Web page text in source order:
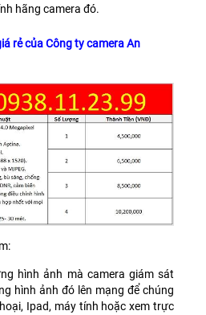
hãng camera đó.
rẻ của Công ty camera An
hình ảnh mà camera giám sát
hình ảnh đó lên mạng để chúng
Ipad, máy tính hoặc xem trực